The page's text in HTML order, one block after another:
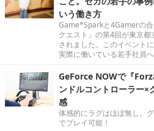
いう働き方
Game*Sparkと4Gamerの
クエスト」の第4回が東京
されました。このイベント
実際に働いている若手社員
GeForce NOWで『
ンドルコントローラー×
感
体感的にラグはほぼ無し。
でプレイ可能！